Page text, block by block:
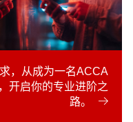
，从成为一名ACCA
开启你的专业进阶之
路。